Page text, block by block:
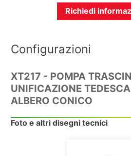
Richiedi
Configurazioni
XT217 - POMPA
UNIFICAZIONE
ALBERO CONICO
Foto e altri disegni tecnici